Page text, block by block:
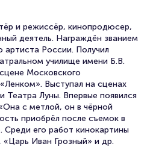
и режиссёр, кинопродюсер,
деятель. Награждён званием
артиста России. Получил
училище имени Б.В.
Московского
Выступал на сценах
Театра Луны. Впервые появился
с метлой, он в чёрной
приобрёл после съемок в
его работ кинокартины
«Царь Иван Грозный» и др.